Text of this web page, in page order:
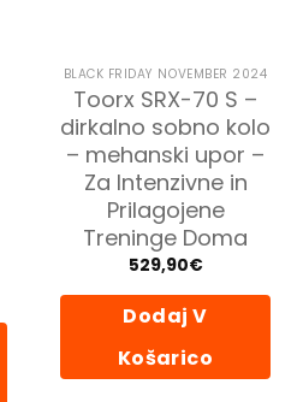
BLACK FRIDAY NOVEMBER 2024
Toorx SRX-70 S –
dirkalno sobno kolo
– mehanski upor –
Za Intenzivne in
Prilagojene
Treninge Doma
529,90€
Dodaj V
Košarico